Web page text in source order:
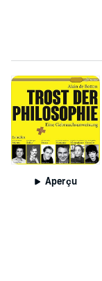
Aperçu